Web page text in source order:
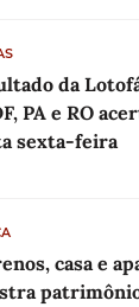
da
PA e RO
sexta-feira
casa e